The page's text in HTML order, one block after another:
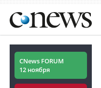
CNews FORUM
12 ноября